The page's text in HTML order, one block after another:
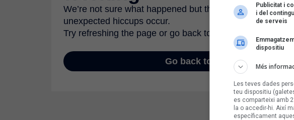
Publicitat i
i del
de serveis
dispositiu
Més
Les teves dades
teu dispositiu
es comparteixi amb
la o accedir-hi. Així
específicament